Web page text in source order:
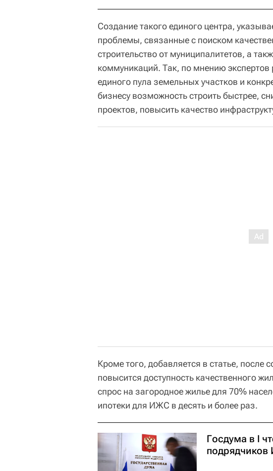
Создание такого единого центра,
проблемы, связанные с поиском
строительство от муниципалитетов, а
коммуникаций. Так, по мнению
единого пула земельных участков и
бизнесу возможность строить быстрее,
проектов, повысить качество
Кроме того, добавляется в статье, после
повысится доступность качественного
спрос на загородное жилье для 70%
ипотеки для ИЖС в десять и более раз.
Госдума в I